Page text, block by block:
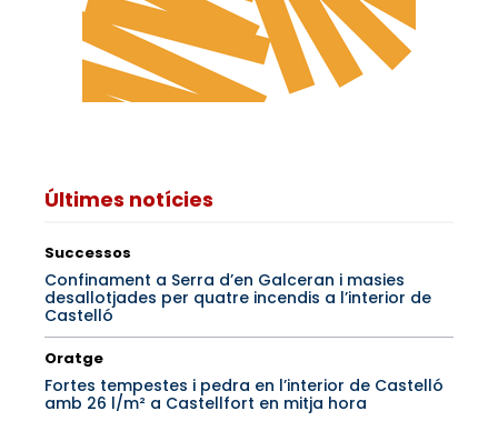
Últimes notícies
Successos
Confinament a Serra d’en Galceran i masies
desallotjades per quatre incendis a l’interior de
Castelló
Oratge
Fortes tempestes i pedra en l’interior de Castelló
amb 26 l/m² a Castellfort en mitja hora